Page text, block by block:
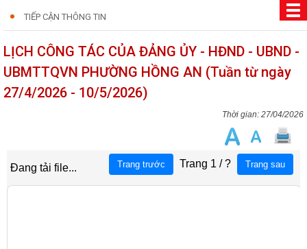
TIẾP CẬN THÔNG TIN
LỊCH CÔNG TÁC CỦA ĐẢNG ỦY - HĐND - UBND -
UBMTTQVN PHƯỜNG HỒNG AN (Tuần từ ngày
27/4/2026 - 10/5/2026)
27/04/2026